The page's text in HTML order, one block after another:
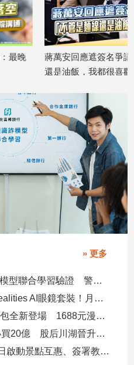
議：「不管是麵線
歡」
新竹縣
科同喊
» 更多
8大銀行攜手完成AI防詐模型聯合學習驗證 警示帳戶準確度提升2倍
台灣大電信獨賣Even Realities AI眼鏡套裝！月付1399元 專案價3990
遠傳跨洲多國20GB定量包全新登場 1688元漫遊逾百國家！
台股收跌214點！外資小買20億 股后川湖晉升萬金股
高雄陸奧市深化交流 即日啟動景點互惠、簽署教育合作MOU